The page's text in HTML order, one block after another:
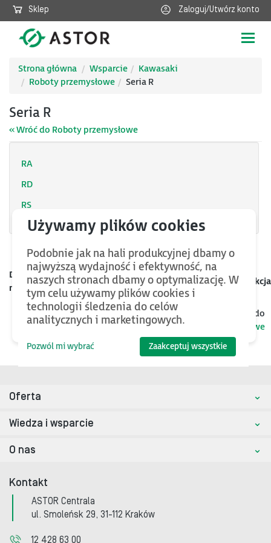
Sklep Zaloguj/Utwórz konto
Strona główna
Wsparcie
Kawasaki
Roboty przemysłowe
Seria R
Seria R
« Wróć do Roboty przemysłowe
RA
RD
RS
Data
mod.
KategoriaNazwa Rozmiar Akcja
Jeśli chcesz znaleźć więcej plików oraz bazy wiedzy, wróć do
kategorii nadrzędnejRoboty przemysłowe
Oferta
Wiedza i wsparcie
O nas
Kontakt
ASTOR Centrala
ul. Smoleńsk 29, 31-112 Kraków
12 428 63 00
Podobnie jak na hali produkcyjnej dbamy o
najwyższą wydajność i efektywność, na
naszych stronach dbamy o optymalizację. W
tym celu używamy plików cookies i
technologii śledzenia do celów
analitycznych i marketingowych.
Pozwól mi wybrać Zaakceptuj wszystkie